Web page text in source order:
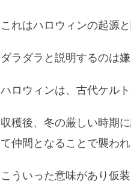
これはハロウィンの起源と
ダラダラと説明するのは
ハロウィンは、古代ケル
収穫後、冬の厳しい時期
て仲間となることで襲わ
こういった意味があり仮